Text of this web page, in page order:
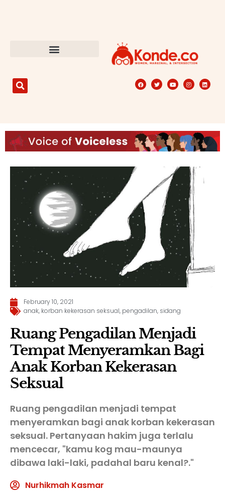
February 10, 2021
anak, korban kekerasan seksual, pengadilan, sidang
Ruang Pengadilan Menjadi
Tempat Menyeramkan Bagi
Anak Korban Kekerasan
Seksual
Ruang pengadilan menjadi tempat
menyeramkan bagi anak korban kekerasan
seksual. Pertanyaan hakim juga terlalu
mencecar, "kamu kog mau-maunya
dibawa laki-laki, padahal baru kenal?."
Nurhikmah Kasmar